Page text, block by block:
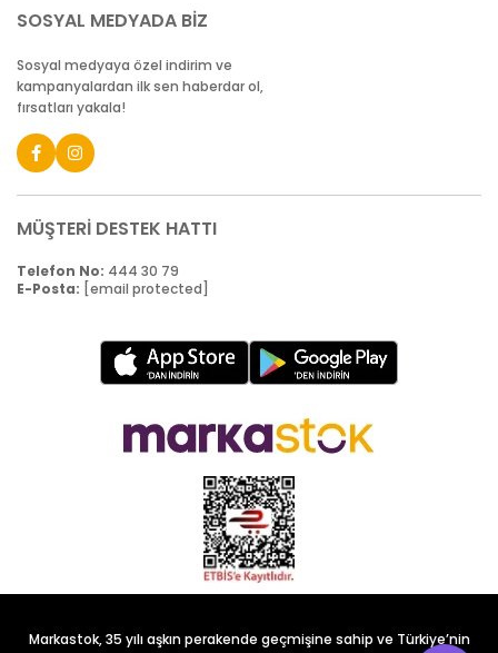
SOSYAL MEDYADA BİZ
Sosyal medyaya özel indirim ve
kampanyalardan ilk sen haberdar ol,
fırsatları yakala!
MÜŞTERİ DESTEK HATTI
Telefon No: 444 30 79
E-Posta: [email protected]
Markastok, 35 yılı aşkın perakende geçmişine sahip ve Türkiye’nin